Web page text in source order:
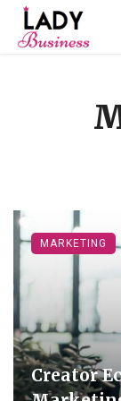
Creator
MARKETING